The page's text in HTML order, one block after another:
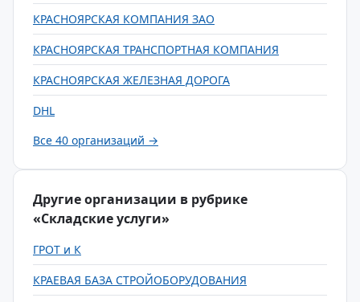
КРАСНОЯРСКАЯ КОМПАНИЯ ЗАО
КРАСНОЯРСКАЯ ТРАНСПОРТНАЯ КОМПАНИЯ
КРАСНОЯРСКАЯ ЖЕЛЕЗНАЯ ДОРОГА
DHL
Все 40 организаций →
Другие организации в рубрике
«Складские услуги»
ГРОТ и К
КРАЕВАЯ БАЗА СТРОЙОБОРУДОВАНИЯ